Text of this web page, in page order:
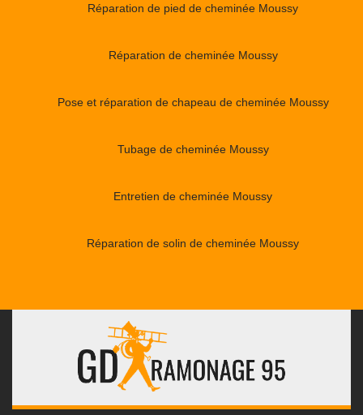
Réparation de pied de cheminée Moussy
Réparation de cheminée Moussy
Pose et réparation de chapeau de cheminée Moussy
Tubage de cheminée Moussy
Entretien de cheminée Moussy
Réparation de solin de cheminée Moussy